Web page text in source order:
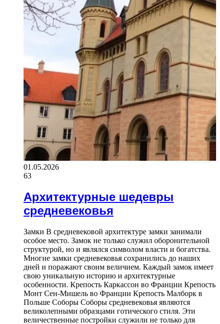
01.05.2026
63
Архитектурные шедевры
средневековья
Замки В средневековой архитектуре замки занимали
особое место. Замок не только служил оборонительной
структурой, но и являлся символом власти и богатства.
Многие замки средневековья сохранились до наших
дней и поражают своим величием. Каждый замок имеет
свою уникальную историю и архитектурные
особенности. Крепость Каркассон во Франции Крепость
Монт Сен-Мишель во Франции Крепость Малборк в
Польше Соборы Соборы средневековья являются
великолепными образцами готического стиля. Эти
величественные постройки служили не только для